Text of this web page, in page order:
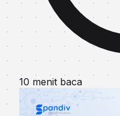
10 menit baca